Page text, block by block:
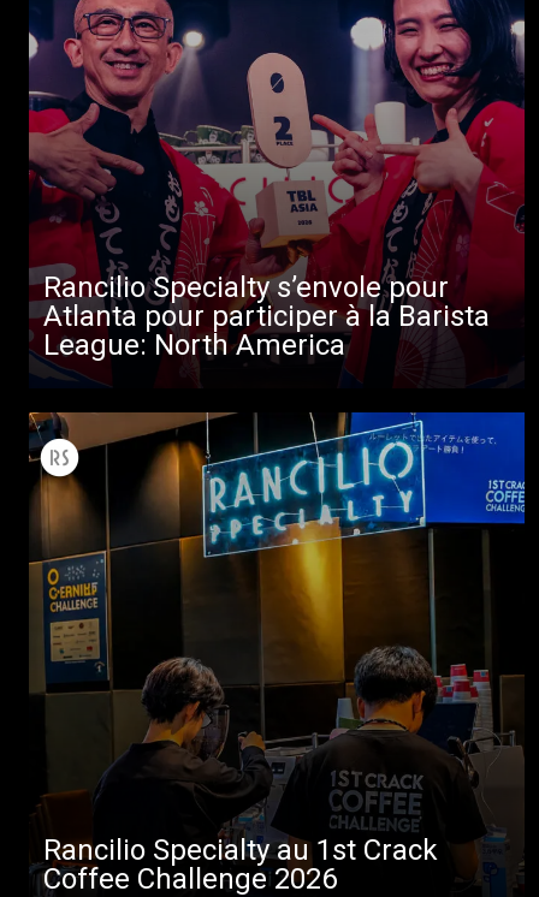
Rancilio Specialty s’envole pour
Atlanta pour participer à la Barista
League: North America
Rancilio Specialty au 1st Crack
Coffee Challenge 2026
Toutes
Produits
Nouvelles
Télécharger